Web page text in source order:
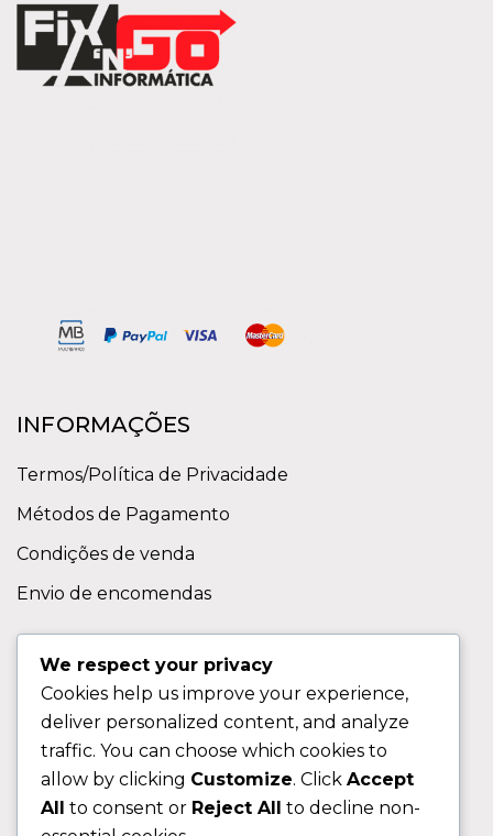
INFORMAÇÕES
Termos/Política de Privacidade
Métodos de Pagamento
Condições de venda
Envio de encomendas
Contactos
Sobre nos
FAQ (Perguntas Frequentes)
We respect your privacy
Cookies help us improve your experience,
deliver personalized content, and analyze
traffic. You can choose which cookies to
allow by clicking Customize. Click Accept
All to consent or Reject All to decline non-